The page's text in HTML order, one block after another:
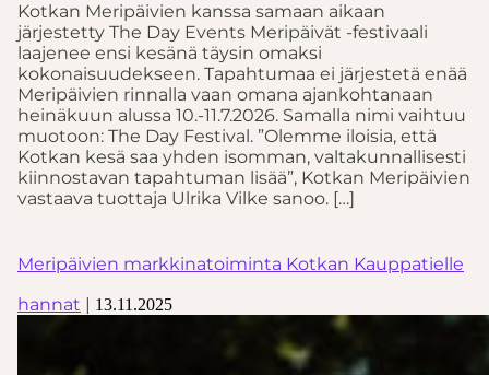
Kotkan Meripäivien kanssa samaan aikaan
järjestetty The Day Events Meripäivät -festivaali
laajenee ensi kesänä täysin omaksi
kokonaisuudekseen. Tapahtumaa ei järjestetä enää
Meripäivien rinnalla vaan omana ajankohtanaan
heinäkuun alussa 10.-11.7.2026. Samalla nimi vaihtuu
muotoon: The Day Festival. ”Olemme iloisia, että
Kotkan kesä saa yhden isomman, valtakunnallisesti
kiinnostavan tapahtuman lisää”, Kotkan Meripäivien
vastaava tuottaja Ulrika Vilke sanoo. […]
Meripäivien markkinatoiminta Kotkan Kauppatielle
hannat
13.11.2025